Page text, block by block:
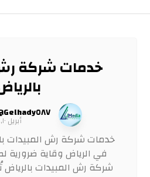
خدمات شركة
Gelhady٥٨٧@gmail.com
أبريل ١٠, ٢٠٢٥
خدمات شركة رش المبيدات
في الرياض وقاية
شركة رش المبيدات بالرياض